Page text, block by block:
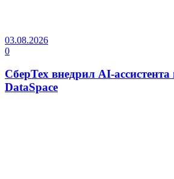
03.08.2026
0
СберТех внедрил AI-
DataSpace